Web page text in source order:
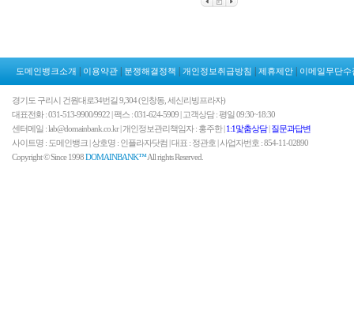
도메인뱅크소개 이용약관 분쟁해결정책 개인정보취급방침 제휴제안 이메일무단수
경기도 구리시 건원대로34번길 9,304 (인창동, 세신리빙프라자)
대표전화 : 031-513-9900/9922 | 팩스 : 031-624-5909 | 고객상담 : 평일 09:30~18:30
센터메일 : lab@domainbank.co.kr | 개인정보관리책임자 : 홍주한 |1:1맟춤상담|질문과답변
사이트명 : 도메인뱅크 | 상호명 : 인플라자닷컴 | 대표 : 정관호 | 사업자번호 : 854-11-02890
Copyright © Since 1998DOMAINBANK™All rights Reserved.